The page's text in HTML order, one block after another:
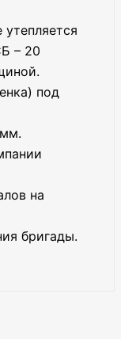
– 20
под
на
бригады.